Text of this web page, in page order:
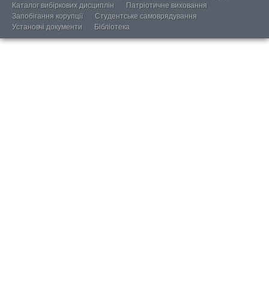
Каталог вибіркових дисциплін
Патріотичне виховання
Запобігання корупції
Студентське самоврядування
Установчі документи
Бібліотека